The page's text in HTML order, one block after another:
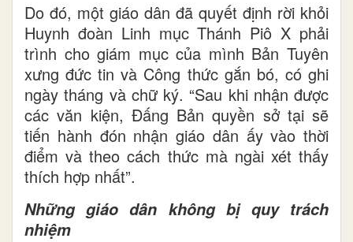
Do đó, một giáo dân đã quyết định rời khỏi
Huynh đoàn Linh mục Thánh Piô X phải
trình cho giám mục của mình Bản Tuyên
xưng đức tin và Công thức gắn bó, có ghi
ngày tháng và chữ ký. “Sau khi nhận được
các văn kiện, Đấng Bản quyền sở tại sẽ
tiến hành đón nhận giáo dân ấy vào thời
điểm và theo cách thức mà ngài xét thấy
thích hợp nhất”.
Những giáo dân không bị quy trách
nhiệm